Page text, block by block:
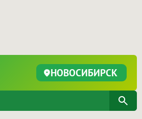
НОВОСИБИРСК